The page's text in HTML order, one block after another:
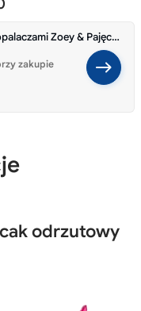
Plecak odrzutowy z dopalaczami Zoey & Pajęcza ucieczka Z-Bloba i Bunchu 30660
zakupie
odrzutowy